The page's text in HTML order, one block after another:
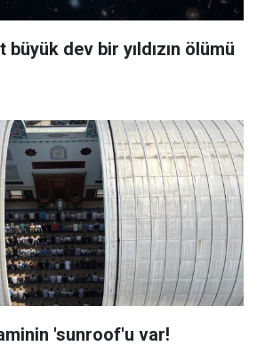
büyük dev bir yıldızın ölümü
'sunroof'u var!